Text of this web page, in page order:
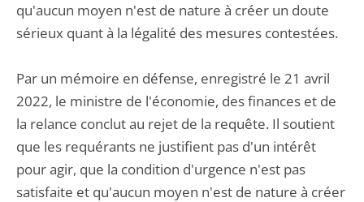
qu'aucun moyen n'est de nature à créer un doute
sérieux quant à la légalité des mesures contestées.
Par un mémoire en défense, enregistré le 21 avril
2022, le ministre de l'économie, des finances et de
la relance conclut au rejet de la requête. Il soutient
que les requérants ne justifient pas d'un intérêt
pour agir, que la condition d'urgence n'est pas
satisfaite et qu'aucun moyen n'est de nature à créer